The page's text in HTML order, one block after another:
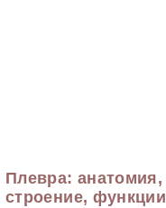
Плевра: анатомия,
строение, функции